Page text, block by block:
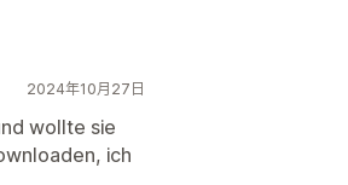
2024年10月27日
wollte sie
ich